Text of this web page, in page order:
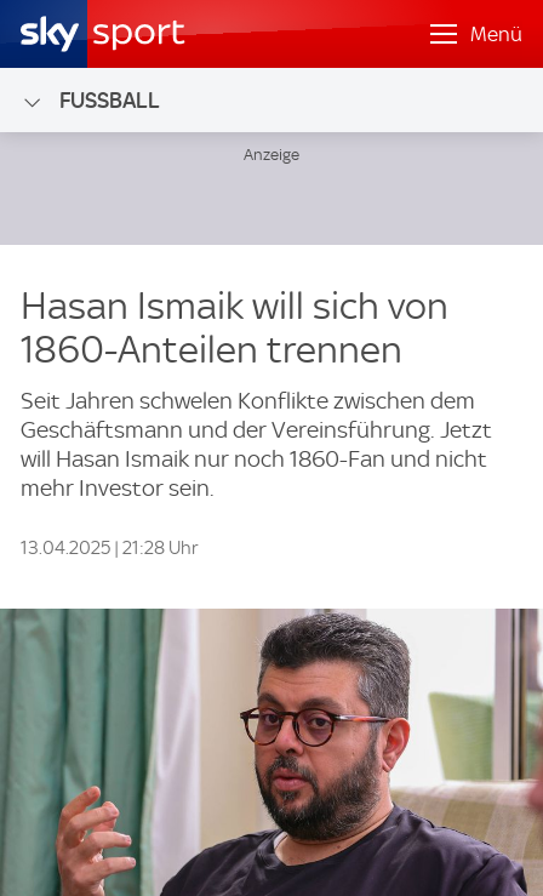
Menü
FUSSBALL
Hasan Ismaik will sich von
1860-Anteilen trennen
Seit Jahren schwelen Konflikte zwischen dem
Geschäftsmann und der Vereinsführung. Jetzt
will Hasan Ismaik nur noch 1860-Fan und nicht
mehr Investor sein.
13.04.2025 | 21:28 Uhr